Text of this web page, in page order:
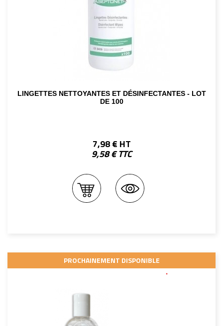
LINGETTES NETTOYANTES ET DÉSINFECTANTES - LOT
DE 100
7,98 € HT
9,58 € TTC
PROCHAINEMENT DISPONIBLE